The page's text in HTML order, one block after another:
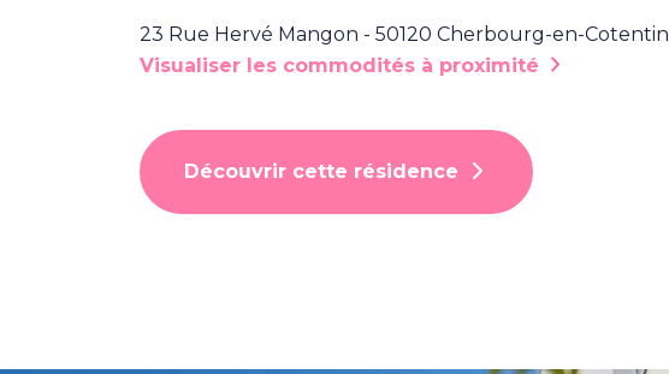
23 Rue Hervé Mangon - 50120 Cherbourg-en-Cotentin
Visualiser les commodités à proximité
Découvrir cette résidence